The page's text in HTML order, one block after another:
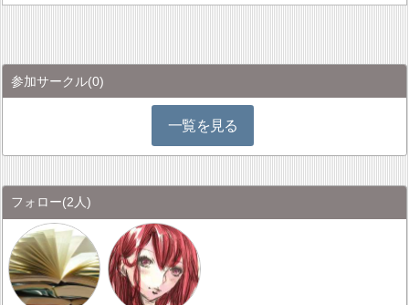
参加サークル(0)
一覧を見る
フォロー(2人)